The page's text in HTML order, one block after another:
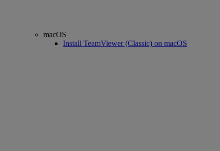
macOS
Install TeamViewer (Classic) on macOS